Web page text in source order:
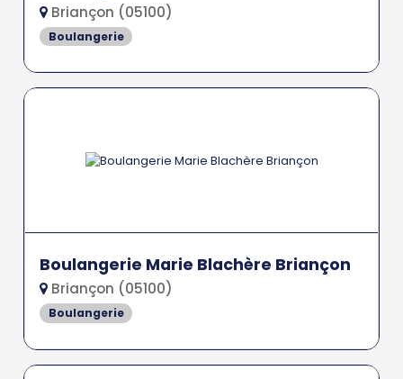
Briançon (05100)
Boulangerie
Boulangerie Marie Blachère Briançon
Briançon (05100)
Boulangerie